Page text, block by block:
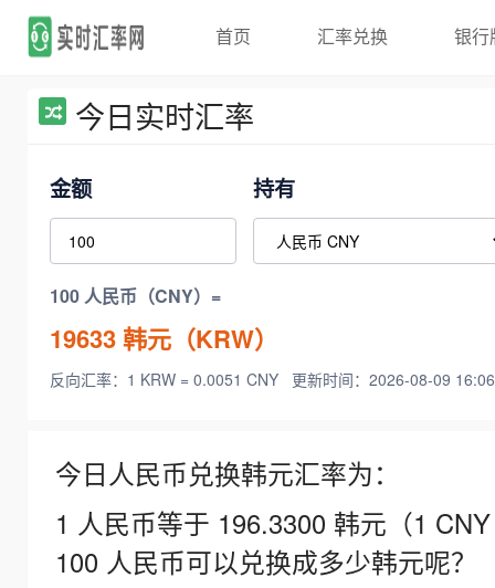
首页 汇率兑换 银行
今日实时汇率
金额 持有
100 人民币（CNY）=
19633韩元（KRW）
反向汇率：1 KRW = 0.0051 CNY 更新时间：2026-08-09
今日人民币兑换韩元汇率为：
1 人民币等于 196.3300 韩元（1
100 人民币可以兑换成多少韩元呢？